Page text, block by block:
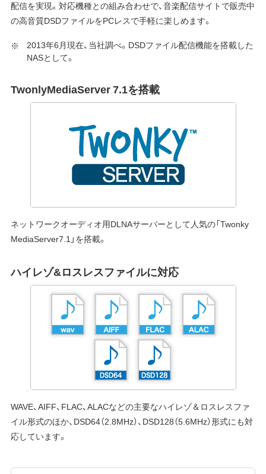
配信を実現。対応機種との組み合わせで、音楽配信サイトで販売中
の高音質DSDファイルをPCレスで手軽に楽しめます。
2013年6月現在、当社調べ。DSDファイル配信機能を搭載した
NASとして。
TwonlyMediaServer 7.1を搭載
ネットワークオーディオ用DLNAサーバーとして人気の「Twonky
MediaServer7.1」を搭載。
ハイレゾ&ロスレスファイルに対応
WAVE、AIFF、FLAC、ALACなどの主要なハイレゾ＆ロスレスファ
イル形式のほか、DSD64（2.8MHz）、DSD128（5.6MHz）形式にも対
応しています。